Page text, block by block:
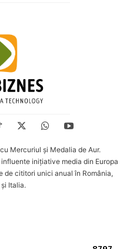
Mercuriul și Medalia de Aur.
inițiative media din Europa
de cititori unici anual în România,
Italia.